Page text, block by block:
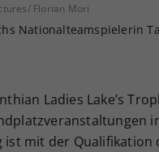
Florian Mori
Nationalteamspielerin
Ladies Lake’s
ist mit der